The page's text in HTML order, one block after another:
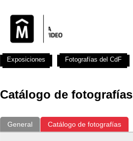
Catálogo de fotografías
General Catálogo de fotografías
Exposiciones Fotografías del CdF